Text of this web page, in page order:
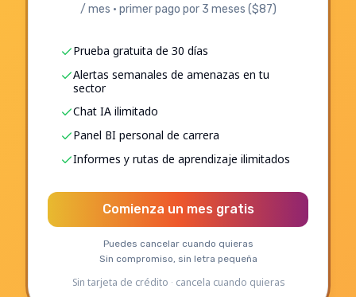
/ mes · primer pago por 3 meses ($87)
Prueba gratuita de 30 días
Alertas semanales de amenazas en tu
sector
Chat IA ilimitado
Panel BI personal de carrera
Informes y rutas de aprendizaje ilimitados
Comienza un mes gratis
Puedes cancelar cuando quieras
Sin compromiso, sin letra pequeña
Sin tarjeta de crédito · cancela cuando quieras